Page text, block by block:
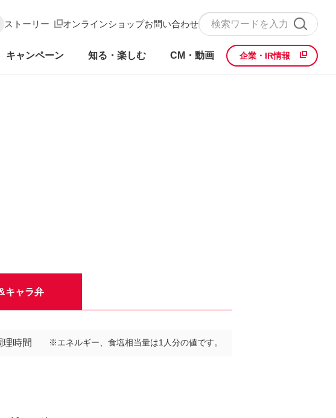
ストーリー オンラインショップお問い合わせ
キャンペーン 知る・楽しむ CM・動画 企業・IR情報
キャラ弁
理時間 ※エネルギー、食塩相当量は1人分の値です。